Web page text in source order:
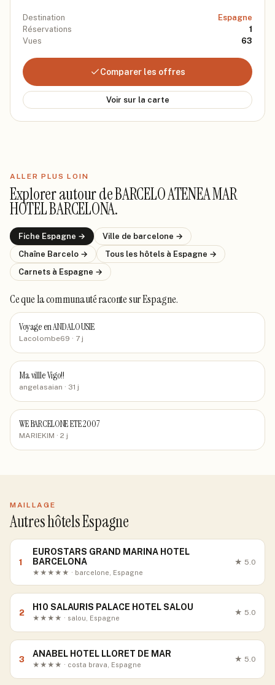
Destination
Espagne
Réservations
1
Vues
63
Comparer les offres
Voir sur la carte
ALLER PLUS LOIN
Explorer autour deBARCELO ATENEA MAR
HOTEL BARCELONA.
Fiche Espagne → Ville de barcelone →
Chaîne Barcelo → Tous les hôtels à Espagne →
Carnets à Espagne →
Ce que la communauté racontesur Espagne.
Voyage en ANDALOUSIE
Lacolombe69 · 7 j
Ma villle Vigo!!
angelasaian · 31 j
WE BARCELONE ETE 2007
MARIEKIM · 2 j
MAILLAGE
Autres hôtels Espagne
1
EUROSTARS GRAND MARINA HOTEL
BARCELONA
★★★★★ · barcelone, Espagne
★ 5.0
2
H10 SALAURIS PALACE HOTEL SALOU
★★★★ · salou, Espagne
★ 5.0
3
ANABEL HOTEL LLORET DE MAR
★★★★ · costa brava, Espagne
★ 5.0